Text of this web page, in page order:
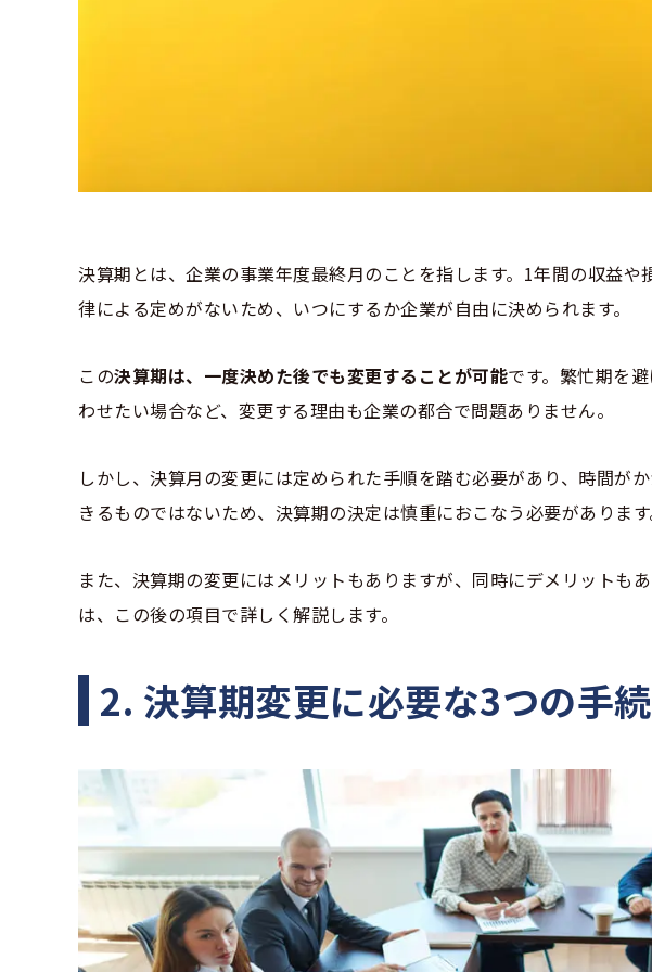
決算期とは、企業の事業年度最終月のことを指します。1年間の収益
律による定めがないため、いつにするか企業が自由に決められます。
この決算期は、一度決めた後でも変更することが可能です。繁忙期を
わせたい場合など、変更する理由も企業の都合で問題ありません。
しかし、決算月の変更には定められた手順を踏む必要があり、時間が
きるものではないため、決算期の決定は慎重におこなう必要があります
また、決算期の変更にはメリットもありますが、同時にデメリットも
は、この後の項目で詳しく解説します。
2. 決算期変更に必要な3つの手